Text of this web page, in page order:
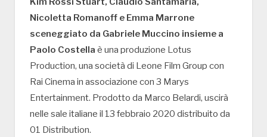
Nicoletta Romanoff e Emma Marrone
sceneggiato da Gabriele Muccino insieme a
Paolo Costella è una produzione Lotus
Production, una società di Leone Film Group con
Rai Cinema in associazione con 3 Marys
Entertainment. Prodotto da Marco Belardi, uscirà
nelle sale italiane il 13 febbraio 2020 distribuito da
01 Distribution.